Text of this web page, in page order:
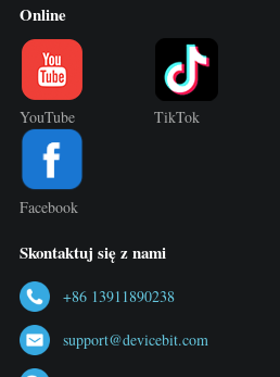
Online
YouTube TikTok
Facebook
Skontaktuj się z nami
+86 13911890238
support@devicebit.com